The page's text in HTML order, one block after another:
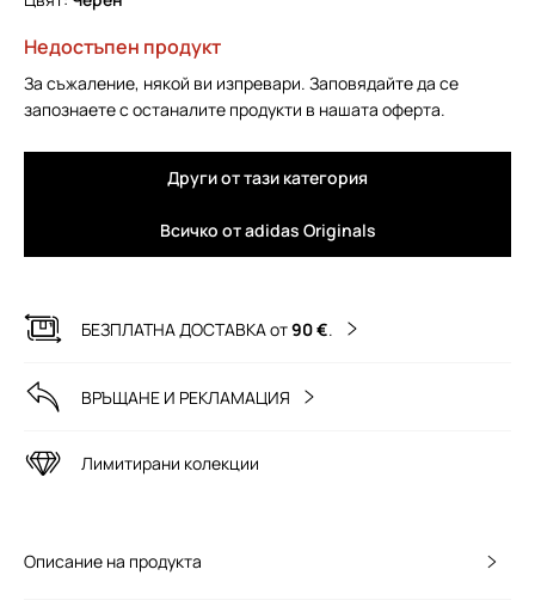
Недостъпен продукт
За съжаление, някой ви изпревари. Заповядайте да се
запознаете с останалите продукти в нашата оферта.
Други от тази категория
Всичко от adidas Originals
БЕЗПЛАТНА ДОСТАВКА от90 €.
ВРЪЩАНЕ И РЕКЛАМАЦИЯ
Лимитирани колекции
Описание на продукта